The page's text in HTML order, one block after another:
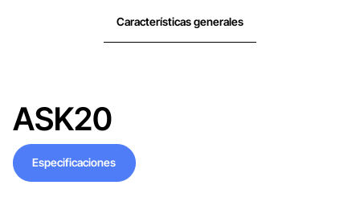
Características generales
ASK20
Especificaciones